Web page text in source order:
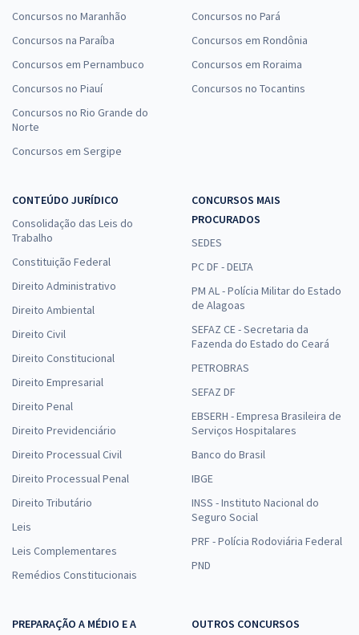
Concursos no Maranhão
Concursos na Paraíba
Concursos em Pernambuco
Concursos no Piauí
Concursos no Rio Grande do
Norte
Concursos em Sergipe
Concursos no Pará
Concursos em Rondônia
Concursos em Roraima
Concursos no Tocantins
CONTEÚDO JURÍDICO
Consolidação das Leis do
Trabalho
Constituição Federal
Direito Administrativo
Direito Ambiental
Direito Civil
Direito Constitucional
Direito Empresarial
Direito Penal
Direito Previdenciário
Direito Processual Civil
Direito Processual Penal
Direito Tributário
Leis
Leis Complementares
Remédios Constitucionais
CONCURSOS MAIS
PROCURADOS
SEDES
PC DF - DELTA
PM AL - Polícia Militar do Estado
de Alagoas
SEFAZ CE - Secretaria da
Fazenda do Estado do Ceará
PETROBRAS
SEFAZ DF
EBSERH - Empresa Brasileira de
Serviços Hospitalares
Banco do Brasil
IBGE
INSS - Instituto Nacional do
Seguro Social
PRF - Polícia Rodoviária Federal
PND
PREPARAÇÃO A MÉDIO E A
OUTROS CONCURSOS